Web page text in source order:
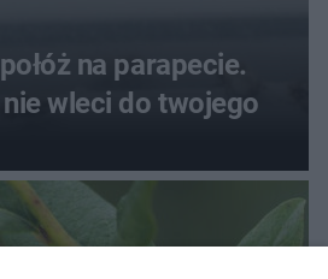
na parapecie.
wleci do twojego